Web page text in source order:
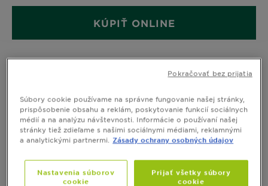
KÚPIŤ ONLINE
CLOSE SUBPANEL
Ako aplikovať
CLOSE SUBPANEL
Súbory cookie používame na správne fungovanie našej stránky,
prispôsobenie obsahu a reklám, poskytovanie funkcií sociálnych
médií a na analýzu návštevnosti. Informácie o používaní našej
stránky tiež zdieľame s našimi sociálnymi médiami, reklamnými
a analytickými partnermi.
Zásady ochrany osobných údajov
Nastavenia súborov
cookie
Prijať všetky súbory
cookie
Pokračovať bez prijatia